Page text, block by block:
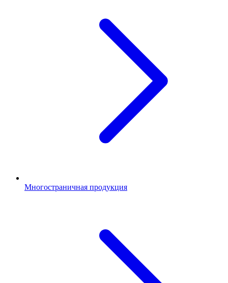
Многостраничная продукция